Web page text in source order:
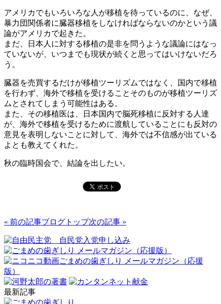
アメリカでもいろいろな人が移植を待っているのに、なぜ、
暴力団関係者に臓器移植をしなければならないのかという議
論がアメリカで起きた。
まだ、日本人に対する移植の是非を問うような議論にはなっ
ていないが、いつまでも現状が続くと思ってはいけないだろ
う。
臓器を売買するだけが移植ツーリズムではなく、国内で移植
を行わず、海外で移植を受けることそのものが移植ツーリズ
ムとされてしまう可能性はある。
また、その移植医は、日本国内で脳死移植に反対する人達
が、海外で移植を受けるために渡航していることにも反対の
意見を表明しないことに対して、海外では不信感が出ている
よとも教えてくれた。
秋の臨時国会で、結論を出したい。
« 前の記事ブログトップ次の記事 »
最新記事